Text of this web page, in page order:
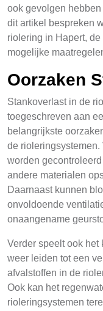
ook gevolgen
dit artikel bespreken
riolering in Hapert,
mogelijke
Oorzaken
Stankoverlast in de
toegeschreven aan
belangrijkste
de
worden
andere materialen
Daarnaast kunnen
onvoldoende
onaangename
Verder speelt ook het
weer leiden tot een
afvalstoffen in de
Ook kan het
rioleringsystemen